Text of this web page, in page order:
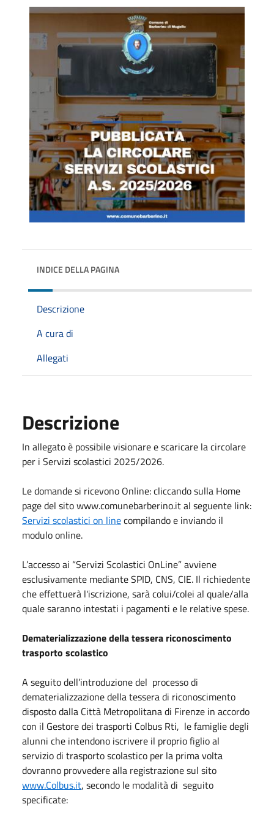
INDICE DELLA PAGINA
Descrizione
A cura di
Allegati
Descrizione
In allegato è possibile visionare e scaricare la circolare
per i Servizi scolastici 2025/2026.
Le domande si ricevono Online: cliccando sulla Home
page del sito www.comunebarberino.it al seguente link:
Servizi scolastici on linecompilando e inviando il
modulo online.
L’accesso ai “Servizi Scolastici OnLine” avviene
esclusivamente mediante SPID, CNS, CIE. Il richiedente
che effettuerà l'iscrizione, sarà colui/colei al quale/alla
quale saranno intestati i pagamenti e le relative spese.
Dematerializzazione della tessera riconoscimento
trasporto scolastico
A seguito dell’introduzione del processo di
dematerializzazione della tessera di riconoscimento
disposto dalla Città Metropolitana di Firenze in accordo
con il Gestore dei trasporti Colbus Rti, le famiglie degli
alunni che intendono iscrivere il proprio figlio al
servizio di trasporto scolastico per la prima volta
dovranno provvedere alla registrazione sul sito
www.Colbus.it, secondo le modalità di seguito
specificate: